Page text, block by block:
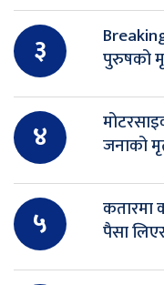
३
पुरुषको
४
जनाको
५
कतारमा
पैसा